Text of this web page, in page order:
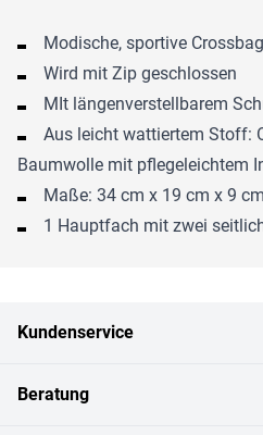
Modische, sportive
Wird mit Zip geschlossen
MIt längenverstellbarem
Aus leicht wattiertem Stoff:
Baumwolle mit pflegeleichtem
Maße: 34 cm x 19 cm x 9 cm
1 Hauptfach mit zwei
Kundenservice
Beratung